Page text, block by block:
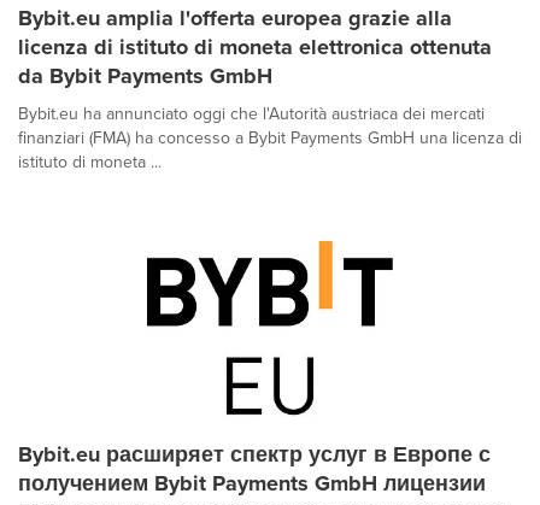
Bybit.eu amplia l'offerta europea grazie alla
licenza di istituto di moneta elettronica ottenuta
da Bybit Payments GmbH
Bybit.eu ha annunciato oggi che l'Autorità austriaca dei mercati
finanziari (FMA) ha concesso a Bybit Payments GmbH una licenza di
istituto di moneta ...
Bybit.eu расширяет спектр услуг в Европе с
получением Bybit Payments GmbH лицензии